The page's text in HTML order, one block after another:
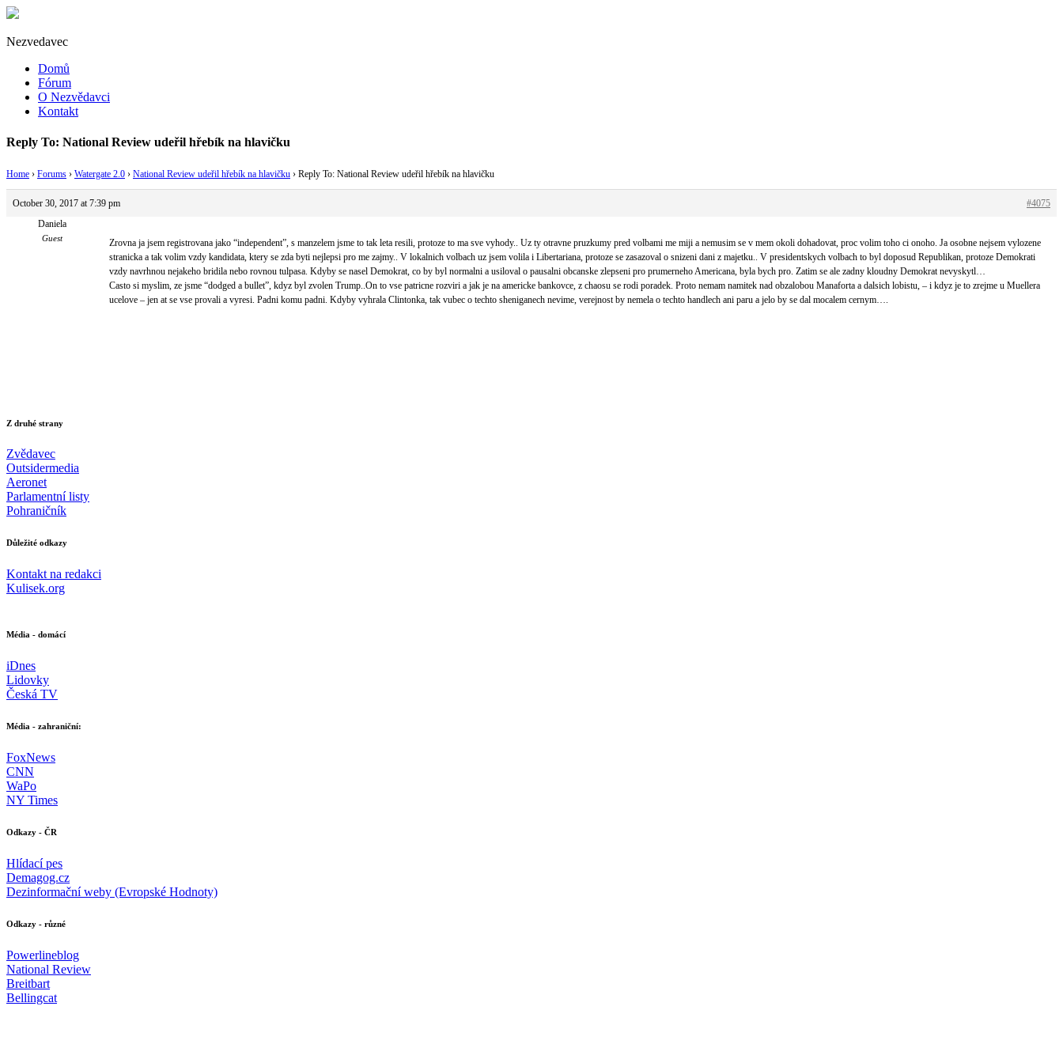
Nezvedavec
Domů
Fórum
O Nezvědavci
Kontakt
Reply To: National Review udeřil hřebík na hlavičku
Home › Forums › Watergate 2.0 › National Review udeřil hřebík na hlavičku › Reply To: National Review udeřil hřebík na hlavičku
October 30, 2017 at 7:39 pm
#4075
Daniela
Guest
Zrovna ja jsem registrovana jako “independent”, s manzelem jsme to tak leta resili, protoze to ma sve vyhody.. Uz ty otravne pruzkumy pred volbami me miji a nemusim se v mem okoli dohadovat, proc volim toho ci onoho. Ja osobne nejsem vylozene
stranicka a tak volim vzdy kandidata, ktery se zda byti nejlepsi pro me zajmy.. V lokalnich volbach uz jsem volila i Libertariana, protoze se zasazoval o snizeni dani z majetku.. V presidentskych volbach to byl doposud Republikan, protoze Demokrati
vzdy navrhnou nejakeho bridila nebo rovnou tulpasa. Kdyby se nasel Demokrat, co by byl normalni a usiloval o pausalni obcanske zlepseni pro prumerneho Americana, byla bych pro. Zatim se ale zadny kloudny Demokrat nevyskytl…
Casto si myslim, ze jsme “dodged a bullet”, kdyz byl zvolen Trump..On to vse patricne rozviri a jak je na americke bankovce, z chaosu se rodi poradek. Proto nemam namitek nad obzalobou Manaforta a dalsich lobistu, – i kdyz je to zrejme u Muellera
ucelove – jen at se vse provali a vyresi. Padni komu padni. Kdyby vyhrala Clintonka, tak vubec o techto sheniganech nevime, verejnost by nemela o techto handlech ani paru a jelo by se dal mocalem cernym….
Z druhé strany
Zvědavec
Outsidermedia
Aeronet
Parlamentní listy
Pohraničník
Důležité odkazy
Kontakt na redakci
Kulisek.org
Média - domácí
iDnes
Lidovky
Česká TV
Média - zahraniční:
FoxNews
CNN
WaPo
NY Times
Odkazy - ČR
Hlídací pes
Demagog.cz
Dezinformační weby (Evropské Hodnoty)
Odkazy - různé
Powerlineblog
National Review
Breitbart
Bellingcat